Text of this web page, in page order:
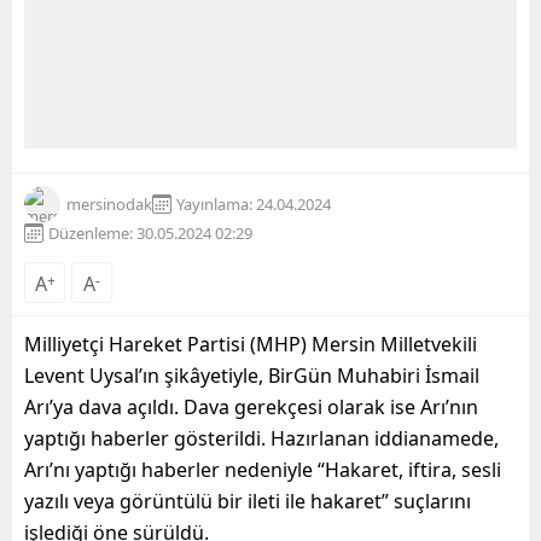
mersinodak
Yayınlama: 24.04.2024
Düzenleme: 30.05.2024 02:29
A+ A-
Milliyetçi Hareket Partisi (MHP) Mersin Milletvekili
Levent Uysal’ın şikâyetiyle, BirGün Muhabiri İsmail
Arı’ya dava açıldı. Dava gerekçesi olarak ise Arı’nın
yaptığı haberler gösterildi. Hazırlanan iddianamede,
Arı’nı yaptığı haberler nedeniyle “Hakaret, iftira, sesli
yazılı veya görüntülü bir ileti ile hakaret” suçlarını
işlediği öne sürüldü.